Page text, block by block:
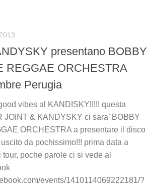
presentano BOBBY
REGGAE ORCHESTRA
Perugia
vibes al KANDISKY!!!!! questa
JOINT & KANDYSKY ci sara’ BOBBY
ORCHESTRA a presentare il disco
da pochissimo!!! prima data a
poche parole ci si vede al
events/1410114069222181/?